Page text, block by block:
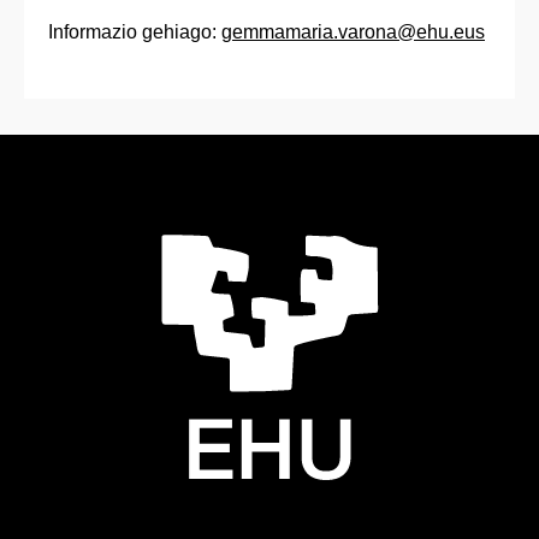
Informazio gehiago: gemmamaria.varona@ehu.eus